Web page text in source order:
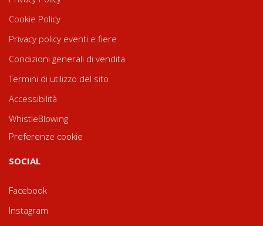
Cookie Policy
Privacy policy eventi e fiere
Condizioni generali di vendita
Termini di utilizzo del sito
Accessibilità
WhistleBlowing
Preferenze cookie
SOCIAL
Facebook
Instagram